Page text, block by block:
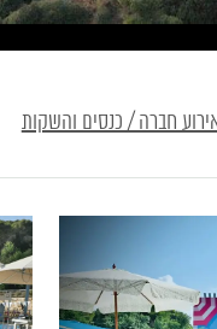
חברה / כנסים והשקות